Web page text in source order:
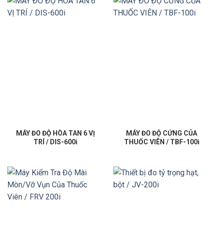
MÁY ĐO ĐỘ HÒA TAN 6 VỊ
TRÍ / DIS-600i
MÁY ĐO ĐỘ CỨNG CỦA
THUỐC VIÊN / TBF-100i